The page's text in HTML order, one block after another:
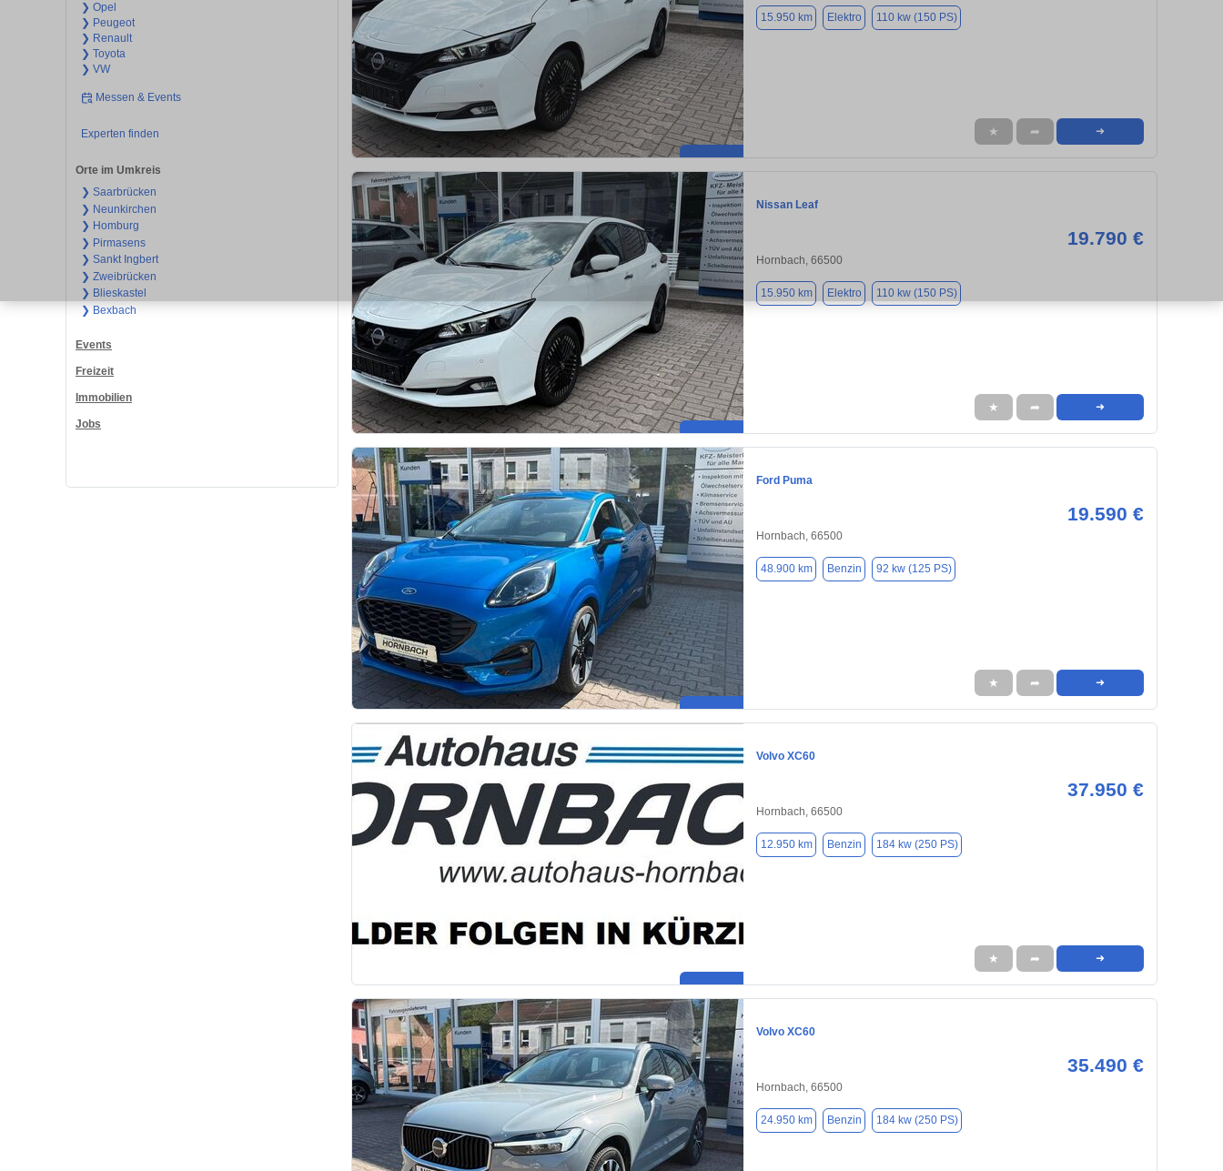
❯ Opel
❯ Peugeot
❯ Renault
❯ Toyota
❯ VW
Messen & Events
Experten finden
Orte im Umkreis
❯ Saarbrücken
❯ Neunkirchen
❯ Homburg
❯ Pirmasens
❯ Sankt Ingbert
❯ Zweibrücken
❯ Blieskastel
❯ Bexbach
Events
Freizeit
Immobilien
Jobs
15.950 km Elektro 110 kw (150 PS)
★ ➦ ➜
Nissan Leaf
19.790 €
Hornbach, 66500
15.950 km Elektro 110 kw (150 PS)
★ ➦ ➜
Ford Puma
19.590 €
Hornbach, 66500
48.900 km Benzin 92 kw (125 PS)
★ ➦ ➜
Volvo XC60
37.950 €
Hornbach, 66500
12.950 km Benzin 184 kw (250 PS)
★ ➦ ➜
Volvo XC60
35.490 €
Hornbach, 66500
24.950 km Benzin 184 kw (250 PS)